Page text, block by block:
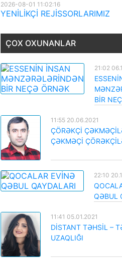
2026-08-01 11:02:16
YENİLİKÇİ REJİSSORLARIMIZ
ÇOX OXUNANLAR
21:02
BİR
11:55 20.06.2021
ÇÖRƏKÇİ
ÇƏKMƏÇİ
22:10
QƏBUL
11:41 05.01.2021
DİSTANT TƏHSİL –
UZAQLIĞI